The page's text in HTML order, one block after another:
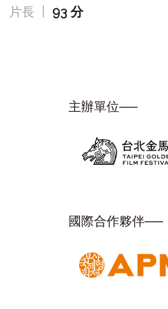
片長 |93 分
主辦單位──
國際合作夥伴──